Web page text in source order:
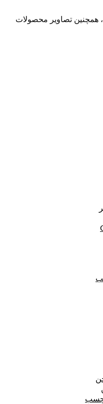
همچنین تصاویر محصولات
چسب